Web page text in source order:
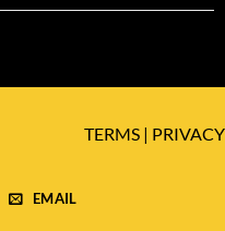
EMAIL
TERMS | PRIVACY